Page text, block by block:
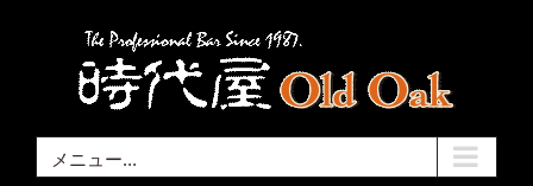
メニュー...